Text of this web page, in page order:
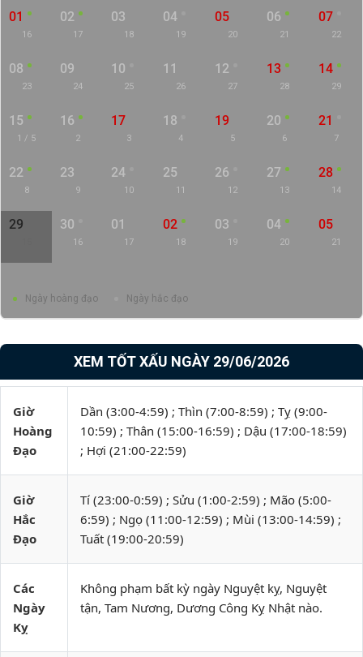
01
16
02
17
03
18
04
19
05
20
06
21
07
22
08
23
09
24
10
25
11
26
12
27
13
28
14
29
15
1 / 5
16
2
17
3
18
4
19
5
20
6
21
7
22
8
23
9
24
10
25
11
26
12
27
13
28
14
29 30
16
01
17
02
18
03
19
04
20
05
21
Ngày hoàng đạo Ngày hắc đạo
XEM TỐT XẤU NGÀY 29/06/2026
Giờ
Hoàng
Đạo
Dần (3:00-4:59) ; Thìn (7:00-8:59) ; Tỵ (9:00-
10:59) ; Thân (15:00-16:59) ; Dậu (17:00-18:59)
; Hợi (21:00-22:59)
Giờ
Hắc
Đạo
Tí (23:00-0:59) ; Sửu (1:00-2:59) ; Mão (5:00-
6:59) ; Ngọ (11:00-12:59) ; Mùi (13:00-14:59) ;
Tuất (19:00-20:59)
Các
Ngày
Kỵ
Không phạm bất kỳ ngày Nguyệt kỵ, Nguyệt
tận, Tam Nương, Dương Công Kỵ Nhật nào.